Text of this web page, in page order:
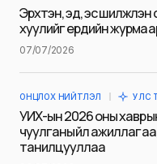
Сэтгэгдэл*
Эрхтэн, эд, эс
хуулийг ердийн
07/07/2026
ОНЦЛОХ НИЙТЛЭЛ УЛС
УИХ-ын 2026 оны
чуулганы үйл ажиллагаа,
танилцууллаа